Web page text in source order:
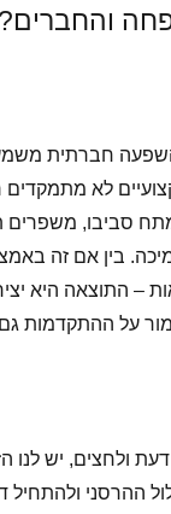
והחברים?
חברתית
לא
סביבו, משפרים
בין אם זה
– התוצאה היא
על ההתקדמות
ולחצים, יש לנו
ההרסני